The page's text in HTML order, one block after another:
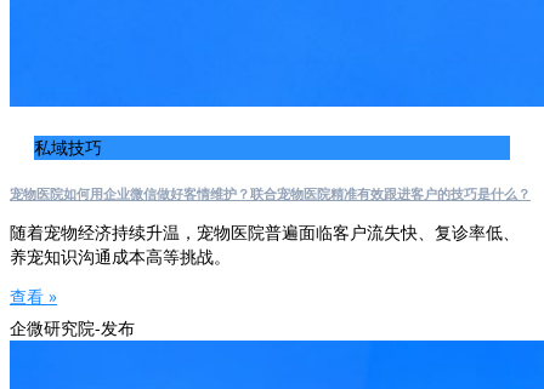
私域技巧
宠物医院如何用企业微信做好客情维护？联合宠物医院精准有效跟进客户的技巧是什么？
随着宠物经济持续升温，宠物医院普遍面临客户流失快、复诊率低、
养宠知识沟通成本高等挑战。
查看 »
企微研究院-发布